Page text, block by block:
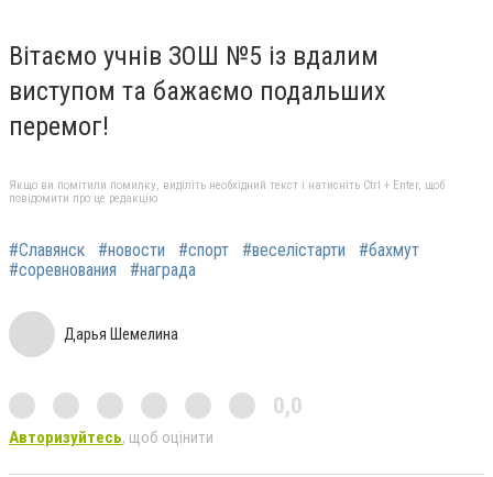
Вітаємо учнів ЗОШ №5 із вдалим
виступом та бажаємо подальших
перемог!
Якщо ви помітили помилку, виділіть необхідний текст і натисніть Ctrl + Enter, щоб
повідомити про це редакцію
#Славянск #новости #спорт #веселістарти
#бахмут
#соревнования
#награда
Дарья Шемелина
0,0
Авторизуйтесь, щоб оцінити